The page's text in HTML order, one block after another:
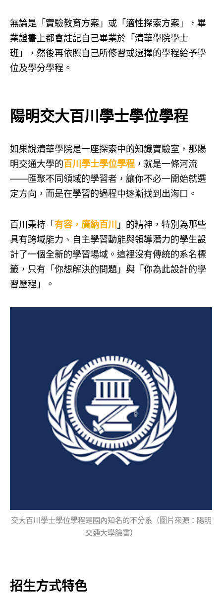
無論是「實驗教育方案」或「適性探索方案」，畢
業證書上都會註記自己畢業於「清華學院學士
班」，然後再依照自己所修習或選擇的學程給予學
位及學分學程。
陽明交大百川學士學位學程
如果說清華學院是一座探索中的知識實驗室，那陽
明交通大學的百川學士學位學程 ，就是一條河流
——匯聚不同領域的學習者，讓你不必一開始就選
定方向，而是在學習的過程中逐漸找到出海口。
百川秉持「有容，廣納百川 」的精神，特別為那些
具有跨域能力、自主學習動能與領導潛力的學生設
計了一個全新的學習場域。這裡沒有傳統的系名標
籤，只有「你想解決的問題」與「你為此設計的學
習歷程」。
交大百川學士學位學程是國內知名的不分系（圖片來源：陽明
交通大學臉書）
招生方式特色